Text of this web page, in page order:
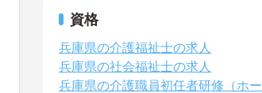
資格
兵庫県の介護福祉士の求人
兵庫県の社会福祉士の求人
兵庫県の介護職員初任者研修（ホー